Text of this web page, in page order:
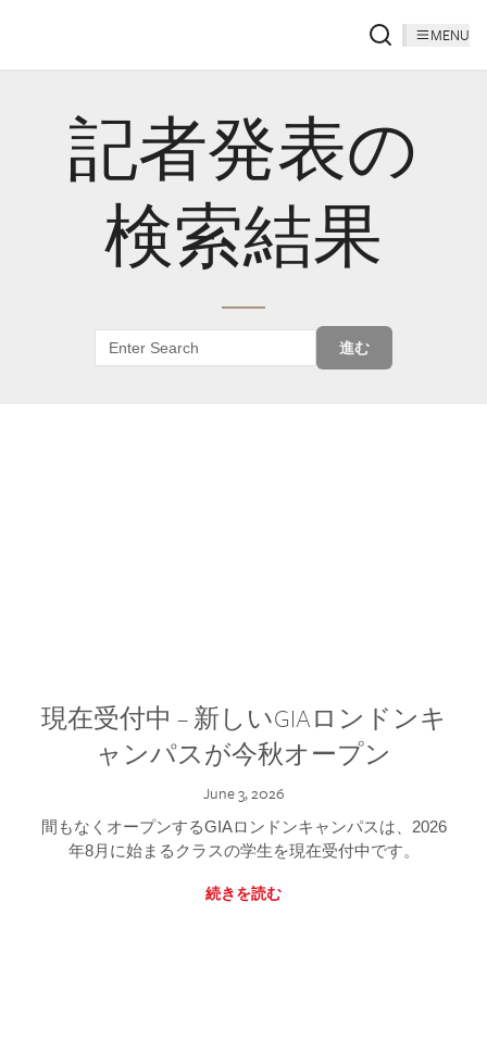
MENU
記者発表の
検索結果
進む
現在受付中 – 新しいGIAロンドンキ
ャンパスが今秋オープン
June 3, 2026
間もなくオープンするGIAロンドンキャンパスは、2026
年8月に始まるクラスの学生を現在受付中です。
続きを読む